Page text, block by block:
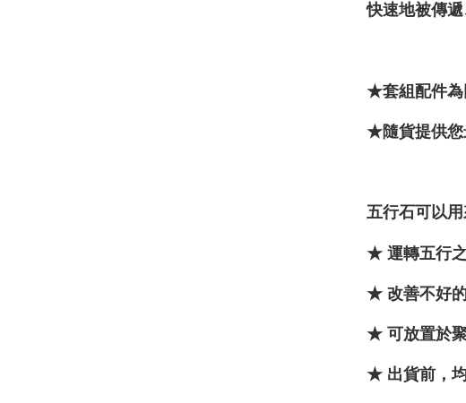
快速地被傳遞
★套組配件為
★隨貨提供您
五行石可以
★ 運轉五行之
★ 改善不好的
★ 可放置於聚
★ 出貨前，均